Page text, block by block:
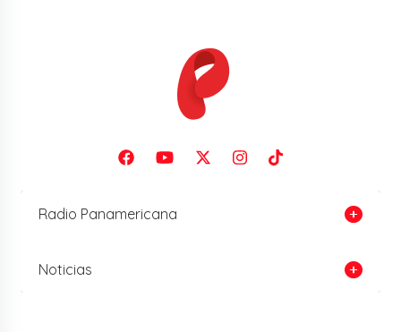
Radio Panamericana
Noticias